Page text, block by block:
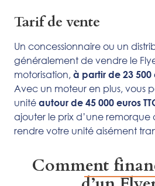
Tarif de vente
Un concessionnaire ou un
généralement de vendre le
motorisation, à partir de 23 500
Avec un moteur en plus, vous
unité autour de 45 000 euros
ajouter le prix d’une remorque
rendre votre unité aisément
Comment